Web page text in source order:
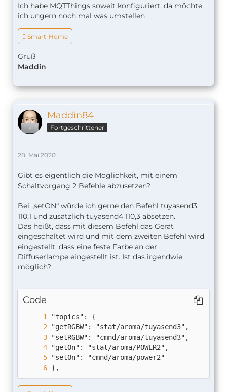
Ich habe MQTThings soweit konfiguriert, da möchte
ich ungern noch mal was umstellen
 Smart-Home
Gruß
Maddin
Maddin84
Fortgeschrittener
28. Mai 2020
Gibt es eigentlich die Möglichkeit, mit einem
Schaltvorgang 2 Befehle abzusetzen?
Bei „setON“ würde ich gerne den Befehl tuyasend3
110,1 und zusätzlich tuyasend4 110,3 absetzen.
Das heißt, dass mit diesem Befehl das Gerät
eingeschaltet wird und mit dem zweiten Befehl wird
eingestellt, dass eine feste Farbe an der
Diffuserlampe eingestellt ist. Ist das irgendwie
möglich?
Code
},